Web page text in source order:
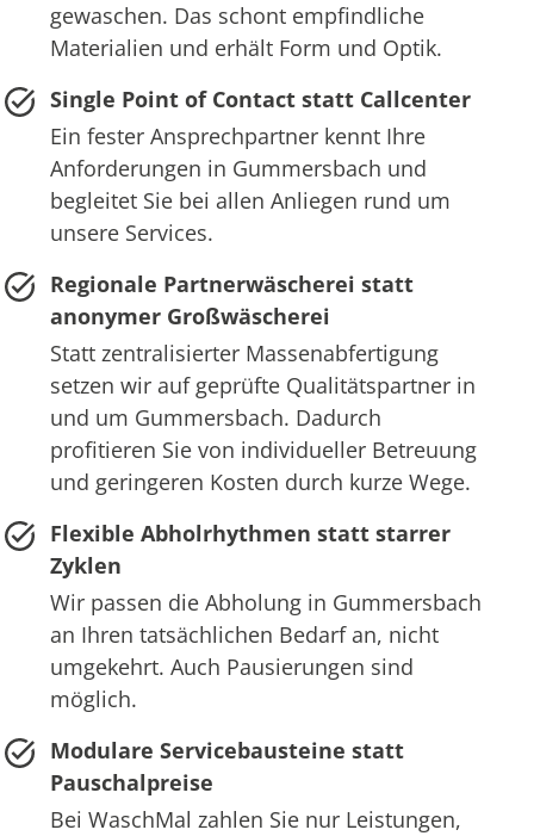
gewaschen. Das schont empfindliche
Materialien und erhält Form und Optik.
Single Point of Contact statt Callcenter
Ein fester Ansprechpartner kennt Ihre
Anforderungen in Gummersbach und
begleitet Sie bei allen Anliegen rund um
unsere Services.
Regionale Partnerwäscherei statt
anonymer Großwäscherei
Statt zentralisierter Massenabfertigung
setzen wir auf geprüfte Qualitätspartner in
und um Gummersbach. Dadurch
profitieren Sie von individueller Betreuung
und geringeren Kosten durch kurze Wege.
Flexible Abholrhythmen statt starrer
Zyklen
Wir passen die Abholung in Gummersbach
an Ihren tatsächlichen Bedarf an, nicht
umgekehrt. Auch Pausierungen sind
möglich.
Modulare Servicebausteine statt
Pauschalpreise
Bei WaschMal zahlen Sie nur Leistungen,